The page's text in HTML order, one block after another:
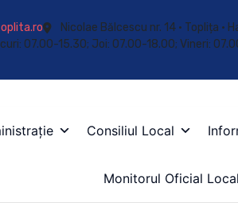
Nicolae Bălcescu nr. 14 • Toplița •
07.00-15.30; Joi: 07.00-18.00; Vineri:
Consiliul Local
Monitorul Oficial Local